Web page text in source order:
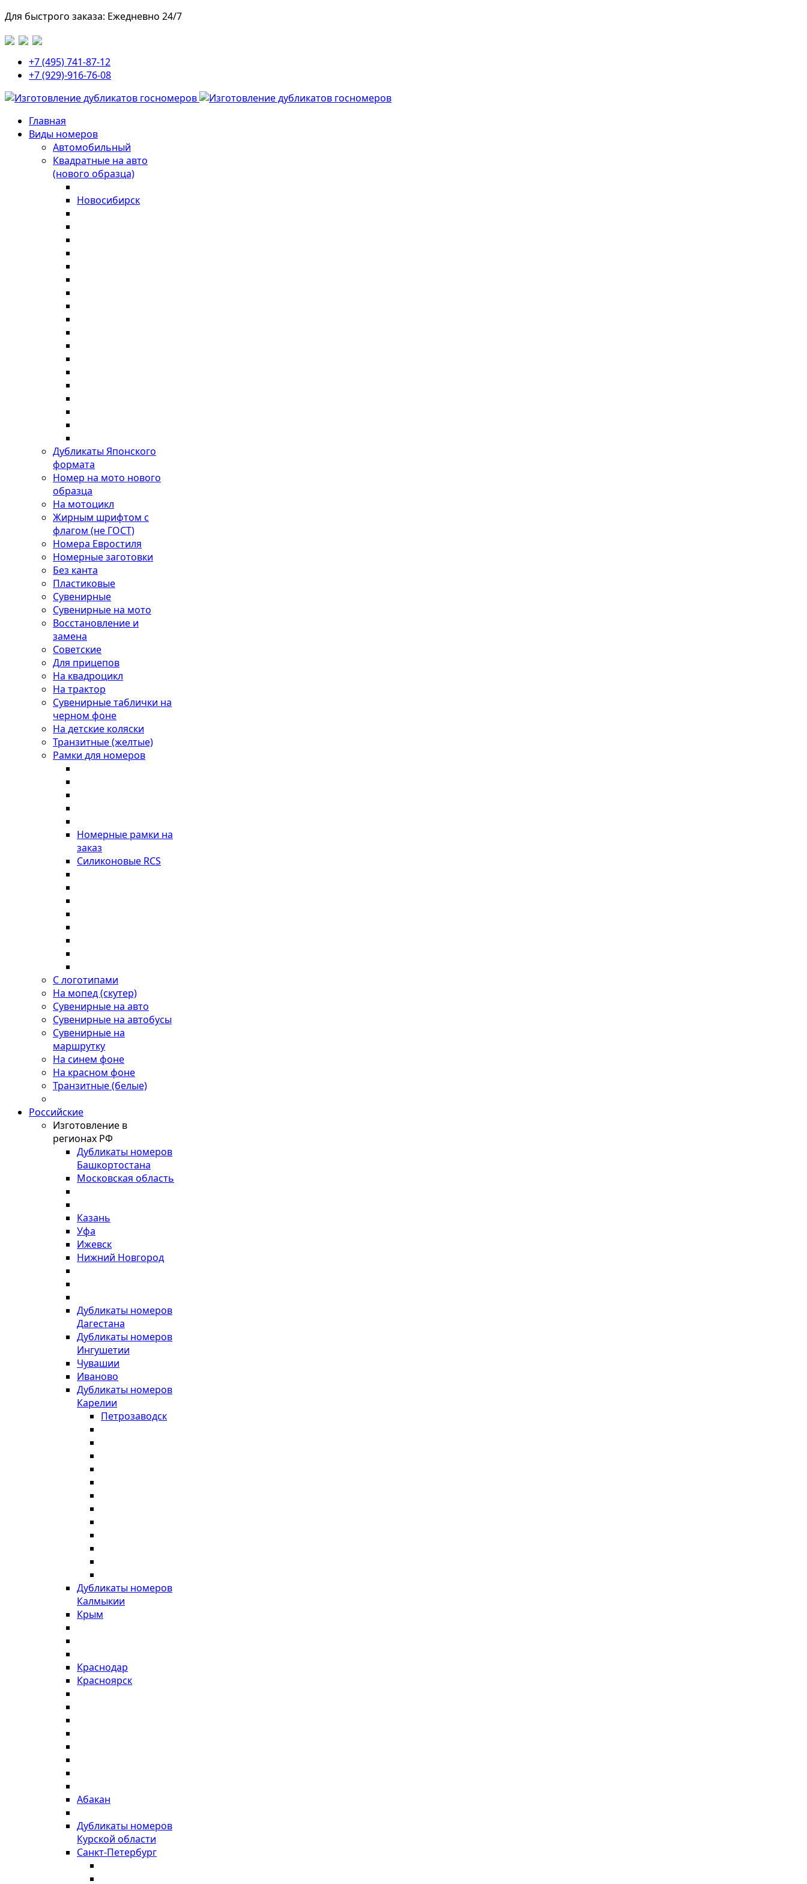
Для быстрого заказа: Ежедневно 24/7
+7 (495) 741-87-12
+7 (929)-916-76-08
Главная
Виды номеров
Автомобильный
Квадратные на авто
(нового образца)
Новосибирск
Дубликаты Японского
формата
Номер на мото нового
образца
На мотоцикл
Жирным шрифтом с
флагом (не ГОСТ)
Номера Евростиля
Номерные заготовки
Без канта
Пластиковые
Сувенирные
Сувенирные на мото
Восстановление и
замена
Советские
Для прицепов
На квадроцикл
На трактор
Сувенирные таблички на
черном фоне
На детские коляски
Транзитные (желтые)
Рамки для номеров
Номерные рамки на
заказ
Силиконовые RCS
С логотипами
На мопед (скутер)
Сувенирные на авто
Сувенирные на автобусы
Сувенирные на
маршрутку
На синем фоне
На красном фоне
Транзитные (белые)
Российские
Изготовление в
регионах РФ
Дубликаты номеров
Башкортостана
Московская область
Казань
Уфа
Ижевск
Нижний Новгород
Дубликаты номеров
Дагестана
Дубликаты номеров
Ингушетии
Чувашии
Иваново
Дубликаты номеров
Карелии
Петрозаводск
Дубликаты номеров
Калмыкии
Крым
Краснодар
Красноярск
Абакан
Дубликаты номеров
Курской области
Санкт-Петербург